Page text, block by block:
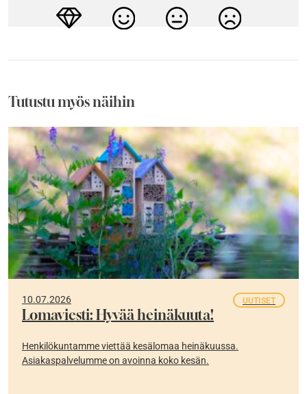
Tutustu myös näihin
10.07.2026 UUTISET
Lomaviesti: Hyvää heinäkuuta!
Henkilökuntamme viettää kesälomaa heinäkuussa.
Asiakaspalvelumme on avoinna koko kesän.